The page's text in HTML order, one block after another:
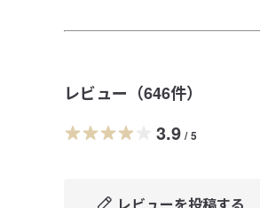
レビュー（646件）
3.9 / 5
レビューを投稿する